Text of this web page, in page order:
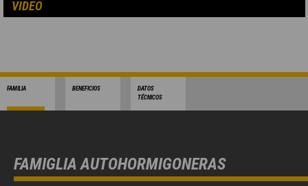
VIDEO
FAMILIA BENEFICIOS
DATOS
TÉCNICOS
FAMIGLIA AUTOHORMIGONERAS